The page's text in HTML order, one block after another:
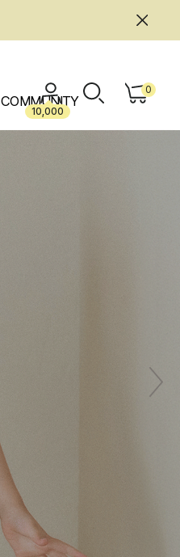
COMMUNITY
10,000
0